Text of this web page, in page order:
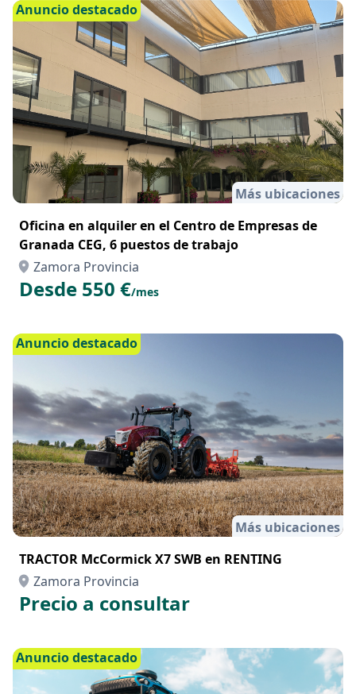
Anuncio destacado
Más ubicaciones
Oficina en alquiler en el Centro de Empresas de
Granada CEG, 6 puestos de trabajo
Zamora Provincia
Desde 550 €/mes
Anuncio destacado
Más ubicaciones
TRACTOR McCormick X7 SWB en RENTING
Zamora Provincia
Precio a consultar
Anuncio destacado